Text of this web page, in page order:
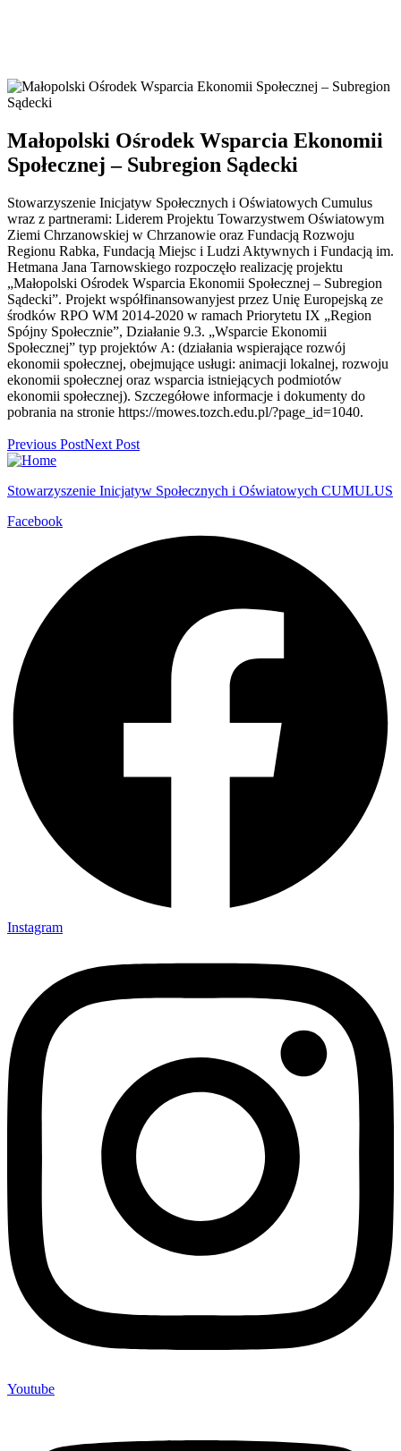
Małopolski Ośrodek Wsparcia Ekonomii
Społecznej – Subregion Sądecki
Stowarzyszenie Inicjatyw Społecznych i Oświatowych Cumulus
wraz z partnerami: Liderem Projektu Towarzystwem Oświatowym
Ziemi Chrzanowskiej w Chrzanowie oraz Fundacją Rozwoju
Regionu Rabka, Fundacją Miejsc i Ludzi Aktywnych i Fundacją im.
Hetmana Jana Tarnowskiego rozpoczęło realizację projektu
„Małopolski Ośrodek Wsparcia Ekonomii Społecznej – Subregion
Sądecki”. Projekt współfinansowanyjest przez Unię Europejską ze
środków RPO WM 2014-2020 w ramach Priorytetu IX „Region
Spójny Społecznie”, Działanie 9.3. „Wsparcie Ekonomii
Społecznej” typ projektów A: (działania wspierające rozwój
ekonomii społecznej, obejmujące usługi: animacji lokalnej, rozwoju
ekonomii społecznej oraz wsparcia istniejących podmiotów
ekonomii społecznej). Szczegółowe informacje i dokumenty do
pobrania na stronie https://mowes.tozch.edu.pl/?page_id=1040.
Previous PostNext Post
Stowarzyszenie Inicjatyw Społecznych i Oświatowych CUMULUS
Facebook
Instagram
Youtube